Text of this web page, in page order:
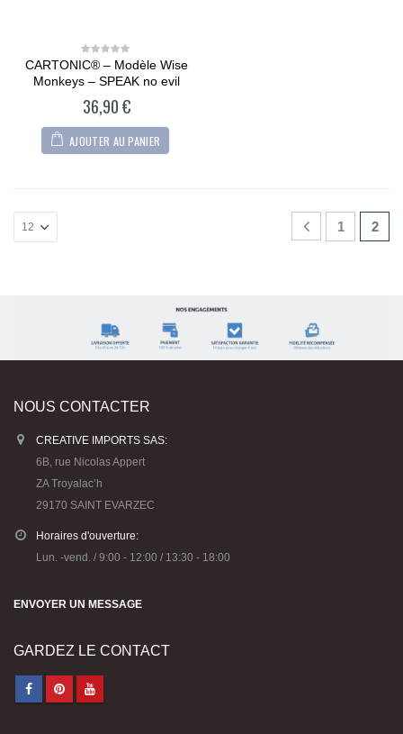
0
of
CARTONIC® – Modèle Wise
Monkeys – SPEAK no evil
36,90€
AJOUTER AU PANIER
1 2
NOUS CONTACTER
CREATIVE IMPORTS SAS:
6B, rue Nicolas Appert
ZA Troyalac’h
29170 SAINT EVARZEC
Horaires d'ouverture:
Lun. -vend. / 9:00 - 12:00 / 13:30 - 18:00
ENVOYER UN MESSAGE
GARDEZ LE CONTACT